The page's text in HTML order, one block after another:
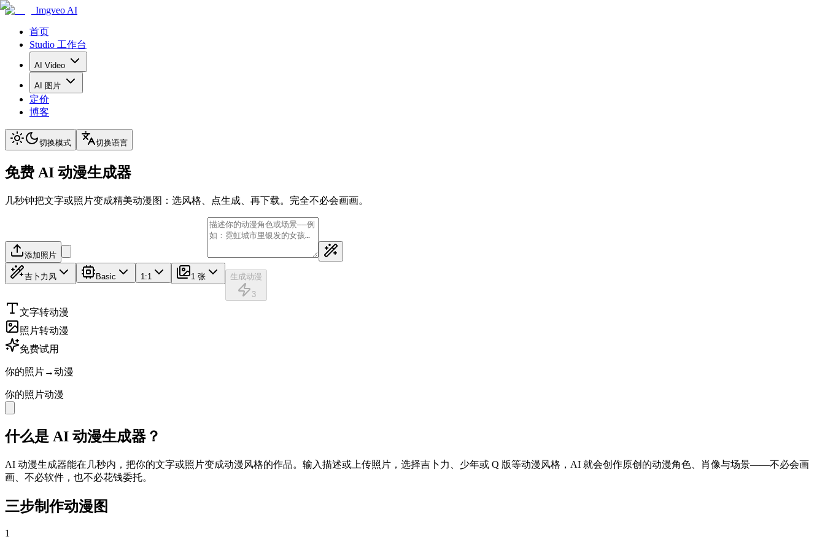
Imgveo AI
首页
Studio 工作台
AI Video
AI 图片
定价
博客
切换模式 切换语言
免费 AI 动漫生成器
几秒钟把文字或照片变成精美动漫图：选风格、点生成、再下载。完全不必会画画。
添加照片
吉卜力风 Basic 1:1 1 张
生成动漫
3
文字转动漫
照片转动漫
免费试用
你的照片→动漫
你的照片动漫
什么是 AI 动漫生成器？
AI 动漫生成器能在几秒内，把你的文字或照片变成动漫风格的作品。输入描述或上传照片，选择吉卜力、少年或 Q 版等动漫风格，AI 就会创作原创的动漫角色、肖像与场景——不必会画
画、不必软件，也不必花钱委托。
三步制作动漫图
1